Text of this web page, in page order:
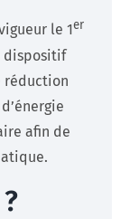
le 1er
dispositif
réduction
afin de